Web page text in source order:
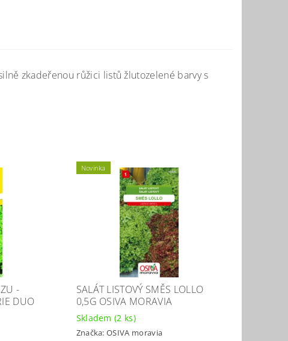
zkadeřenou růžici listů žlutozelené barvy s
-
DUO
Novinka
SALÁT LISTOVÝ SMĚS LOLLO
0,5G OSIVA MORAVIA
Skladem(2 ks)
Značka:OSIVA moravia